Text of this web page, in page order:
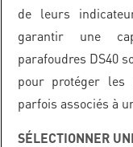
de leurs
garantir une
parafoudres DS40
pour protéger les
parfois associés à
SÉLECTIONNER